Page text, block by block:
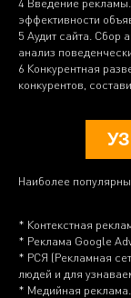
эффективности
5 Аудит сайта. Сбор
анализ
6 Конкурентная
конкурентов,
Наиболее
* Контекстная
* Реклама Google
* РСЯ (Рекламная
людей и для
* Медийная реклама.